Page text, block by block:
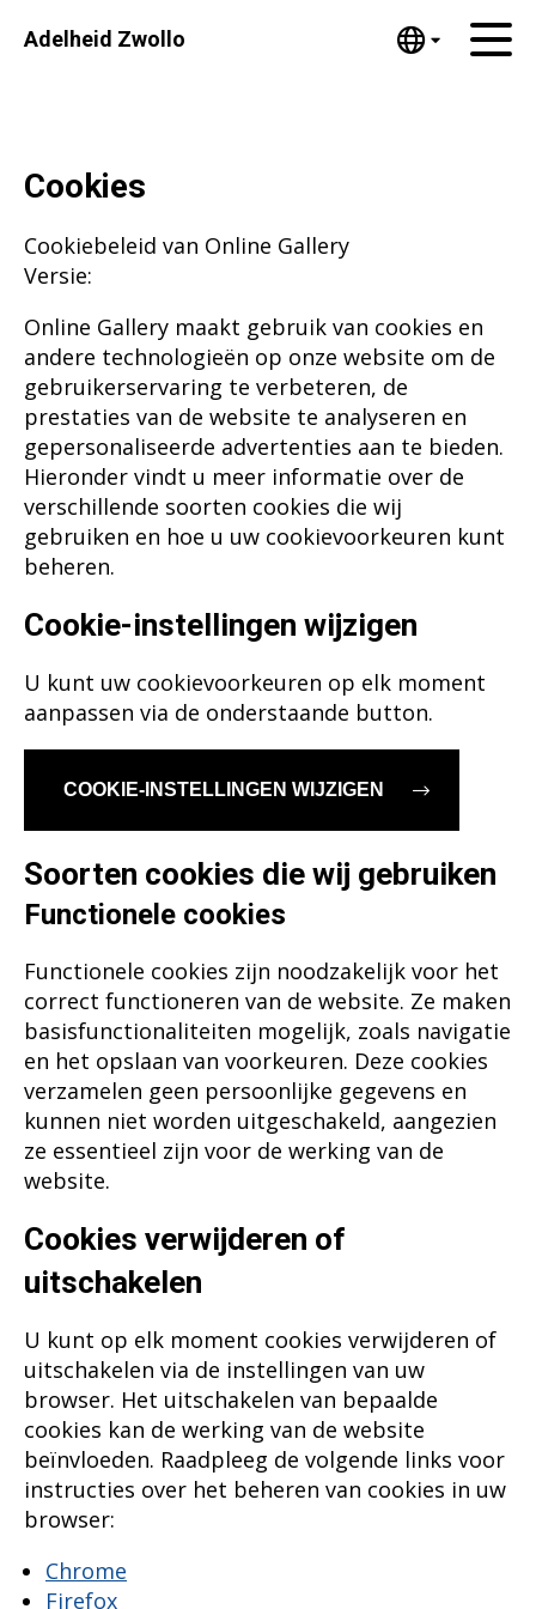
Adelheid Zwollo
العربية
日本語
Deutsch
Français
Italiano
Ελληνικά
Svenska
Kunstwerken
Over mij
Contact
Cookies
Cookiebeleid van Online Gallery
Versie:
Online Gallery maakt gebruik van cookies en
andere technologieën op onze website om de
gebruikerservaring te verbeteren, de
prestaties van de website te analyseren en
gepersonaliseerde advertenties aan te bieden.
Hieronder vindt u meer informatie over de
verschillende soorten cookies die wij
gebruiken en hoe u uw cookievoorkeuren kunt
beheren.
Cookie-instellingen wijzigen
U kunt uw cookievoorkeuren op elk moment
aanpassen via de onderstaande button.
COOKIE-INSTELLINGEN WIJZIGEN
Soorten cookies die wij gebruiken
Functionele cookies
Functionele cookies zijn noodzakelijk voor het
correct functioneren van de website. Ze maken
basisfunctionaliteiten mogelijk, zoals navigatie
en het opslaan van voorkeuren. Deze cookies
verzamelen geen persoonlijke gegevens en
kunnen niet worden uitgeschakeld, aangezien
ze essentieel zijn voor de werking van de
website.
Cookies verwijderen of
uitschakelen
U kunt op elk moment cookies verwijderen of
uitschakelen via de instellingen van uw
browser. Het uitschakelen van bepaalde
cookies kan de werking van de website
beïnvloeden. Raadpleeg de volgende links voor
instructies over het beheren van cookies in uw
browser:
Chrome
Firefox